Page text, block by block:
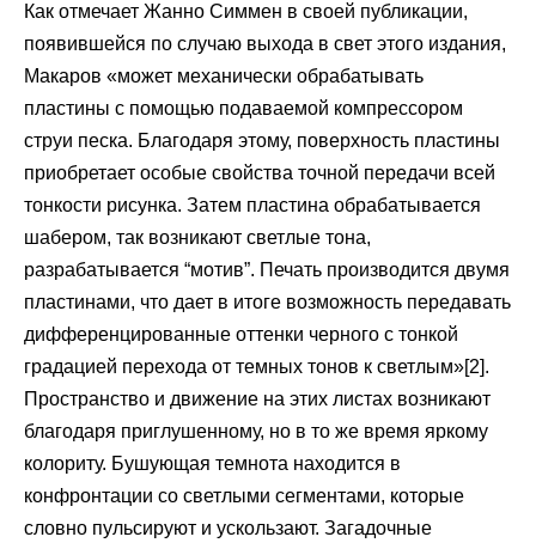
Как отмечает Жанно Симмен в своей публикации,
появившейся по случаю выхода в свет этого издания,
Макаров «может механически обрабатывать
пластины с помощью подаваемой компрессором
струи песка. Благодаря этому, поверхность пластины
приобретает особые свойства точной передачи всей
тонкости рисунка. Затем пластина обрабатывается
шабером, так возникают светлые тона,
разрабатывается “мотив”. Печать производится двумя
пластинами, что дает в итоге возможность передавать
дифференцированные оттенки черного с тонкой
градацией перехода от темных тонов к светлым»[2].
Пространство и движение на этих листах возникают
благодаря приглушенному, но в то же время яркому
колориту. Бушующая темнота находится в
конфронтации со светлыми сегментами, которые
словно пульсируют и ускользают. Загадочные